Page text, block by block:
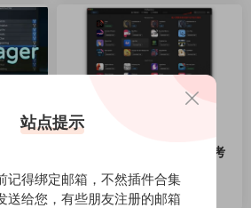
流
12
FCPX资源
FxFactory插件安装方法参考
2022-03-19
站点提示
记得绑定邮箱，不然插件合集
送给您，有些朋友注册的邮箱